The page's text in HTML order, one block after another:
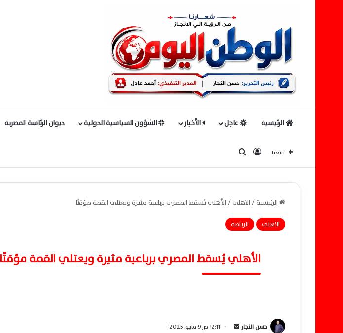
الرئيسية عاجل الأخبار الشؤون السياسية الدولية ديوان الرئاسة المصرية
تابعنا تسجيل الدخول
الرئيسية/الاهلي/الأهلي يُسقط المصري برباعية مثيرة ويعتلي القمة مؤقتًا
الاهلي
الرياضة
الأهلي يُسقط المصري برباعية مثيرة ويعتلي القمة مؤقتًا
حسن النجار 12:11 ص9 مايو، 2025